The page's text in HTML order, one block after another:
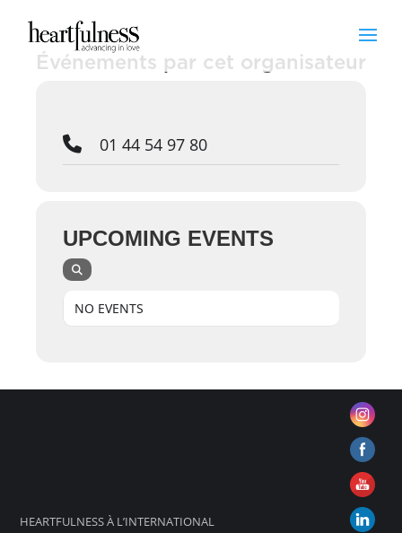
Événements par cet organisateur
01 44 54 97 80
UPCOMING EVENTS
NO EVENTS
HEARTFULNESS À L’INTERNATIONAL